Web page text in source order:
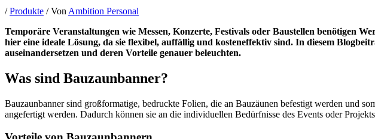
/Produkte / Von Ambition Personal
Temporäre Veranstaltungen wie Messen, Konzerte, Festivals oder Baustellen benötigen
hier eine ideale Lösung, da sie flexibel, auffällig und kosteneffektiv sind. In diesem
auseinandersetzen und deren Vorteile genauer beleuchten.
Was sind Bauzaunbanner?
Bauzaunbanner sind großformatige, bedruckte Folien, die an Bauzäunen befestigt werden und
angefertigt werden. Dadurch können sie an die individuellen Bedürfnisse des Events oder